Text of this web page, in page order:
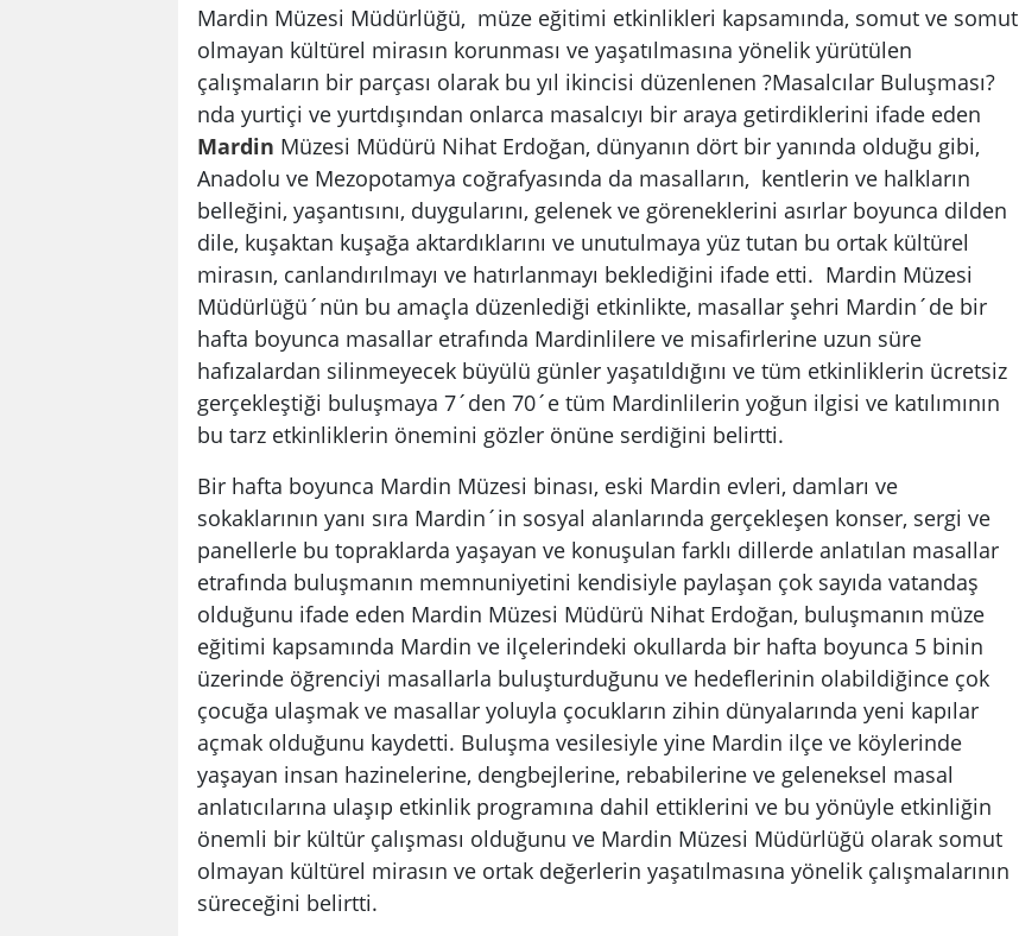
Mardin Müzesi Müdürlüğü, müze eğitimi etkinlikleri kapsamında, somut ve somut
olmayan kültürel mirasın korunması ve yaşatılmasına yönelik yürütülen
çalışmaların bir parçası olarak bu yıl ikincisi düzenlenen ?Masalcılar Buluşması?
nda yurtiçi ve yurtdışından onlarca masalcıyı bir araya getirdiklerini ifade eden
Mardin Müzesi Müdürü Nihat Erdoğan, dünyanın dört bir yanında olduğu gibi,
Anadolu ve Mezopotamya coğrafyasında da masalların, kentlerin ve halkların
belleğini, yaşantısını, duygularını, gelenek ve göreneklerini asırlar boyunca dilden
dile, kuşaktan kuşağa aktardıklarını ve unutulmaya yüz tutan bu ortak kültürel
mirasın, canlandırılmayı ve hatırlanmayı beklediğini ifade etti. Mardin Müzesi
Müdürlüğü´nün bu amaçla düzenlediği etkinlikte, masallar şehri Mardin´de bir
hafta boyunca masallar etrafında Mardinlilere ve misafirlerine uzun süre
hafızalardan silinmeyecek büyülü günler yaşatıldığını ve tüm etkinliklerin ücretsiz
gerçekleştiği buluşmaya 7´den 70´e tüm Mardinlilerin yoğun ilgisi ve katılımının
bu tarz etkinliklerin önemini gözler önüne serdiğini belirtti.
Bir hafta boyunca Mardin Müzesi binası, eski Mardin evleri, damları ve
sokaklarının yanı sıra Mardin´in sosyal alanlarında gerçekleşen konser, sergi ve
panellerle bu topraklarda yaşayan ve konuşulan farklı dillerde anlatılan masallar
etrafında buluşmanın memnuniyetini kendisiyle paylaşan çok sayıda vatandaş
olduğunu ifade eden Mardin Müzesi Müdürü Nihat Erdoğan, buluşmanın müze
eğitimi kapsamında Mardin ve ilçelerindeki okullarda bir hafta boyunca 5 binin
üzerinde öğrenciyi masallarla buluşturduğunu ve hedeflerinin olabildiğince çok
çocuğa ulaşmak ve masallar yoluyla çocukların zihin dünyalarında yeni kapılar
açmak olduğunu kaydetti. Buluşma vesilesiyle yine Mardin ilçe ve köylerinde
yaşayan insan hazinelerine, dengbejlerine, rebabilerine ve geleneksel masal
anlatıcılarına ulaşıp etkinlik programına dahil ettiklerini ve bu yönüyle etkinliğin
önemli bir kültür çalışması olduğunu ve Mardin Müzesi Müdürlüğü olarak somut
olmayan kültürel mirasın ve ortak değerlerin yaşatılmasına yönelik çalışmalarının
süreceğini belirtti.